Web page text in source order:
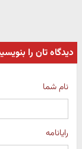
دیدگاه تان را
نام شما
رایانامه